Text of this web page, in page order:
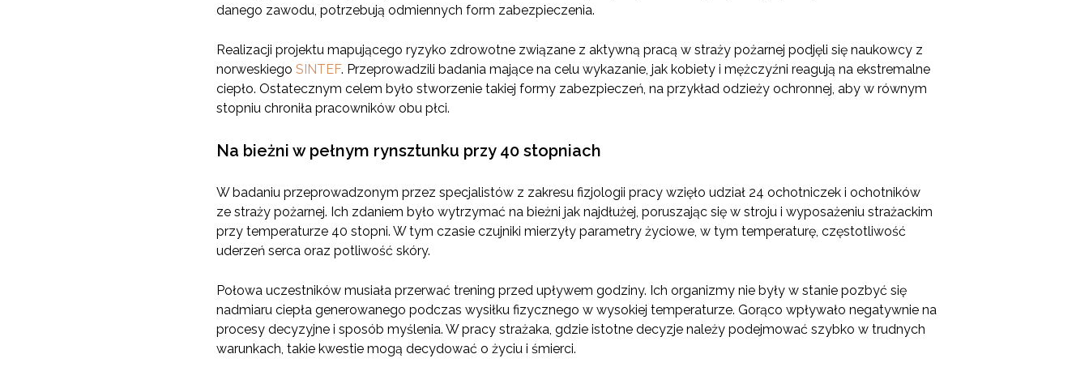
danego zawodu, potrzebują odmiennych form zabezpieczenia.
Realizacji projektu mapującego ryzyko zdrowotne związane z aktywną pracą w straży pożarnej podjęli się naukowcy z
norweskiego SINTEF. Przeprowadzili badania mające na celu wykazanie, jak kobiety i mężczyźni reagują na ekstremalne
ciepło. Ostatecznym celem było stworzenie takiej formy zabezpieczeń, na przykład odzieży ochronnej, aby w równym
stopniu chroniła pracowników obu płci.
Na bieżni w pełnym rynsztunku przy 40 stopniach
W badaniu przeprowadzonym przez specjalistów z zakresu fizjologii pracy wzięło udział 24 ochotniczek i ochotników
ze straży pożarnej. Ich zdaniem było wytrzymać na bieżni jak najdłużej, poruszając się w stroju i wyposażeniu strażackim
przy temperaturze 40 stopni. W tym czasie czujniki mierzyły parametry życiowe, w tym temperaturę, częstotliwość
uderzeń serca oraz potliwość skóry.
Połowa uczestników musiała przerwać trening przed upływem godziny. Ich organizmy nie były w stanie pozbyć się
nadmiaru ciepła generowanego podczas wysiłku fizycznego w wysokiej temperaturze. Gorąco wpływało negatywnie na
procesy decyzyjne i sposób myślenia. W pracy strażaka, gdzie istotne decyzje należy podejmować szybko w trudnych
warunkach, takie kwestie mogą decydować o życiu i śmierci.